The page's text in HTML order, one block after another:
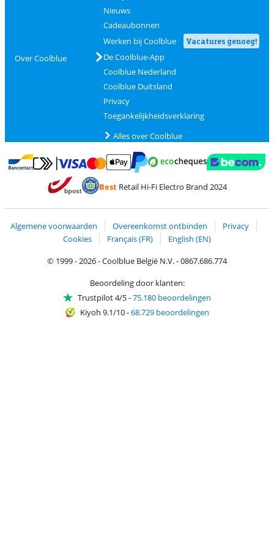
Over Coolblue
Nieuws
Cadeaubonnen
Werken bij Coolblue
Vacatures genoeg!
De Coolblue-App
Coolblue Nederland
Coolblue Duitsland
Privacy
Toegankelijkheidsverklaring
Alles over Coolblue
Betalen met Bancontact
Betalen met MasterCard en Visa via ClickToPay
Betalen met PayPal
BestRetail Hi-Fi Electro Brand 2024
Algemene voorwaarden Overeenkomst ontbinden
Privacy
Cookies
Français (FR)
English (EN)
© 1999 - 2026 - Coolblue België N.V. - 0867.686.774
Beoordeling door klanten:
Trustpilot 4/5-75.180 beoordelingen
Kiyoh 9.1/10-68.729 beoordelingen